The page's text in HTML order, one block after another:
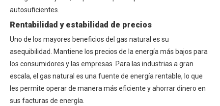
autosuficientes.
Rentabilidad y estabilidad de precios
Uno de los mayores beneficios del gas natural es su
asequibilidad. Mantiene los precios de la energía más bajos para
los consumidores y las empresas. Para las industrias a gran
escala, el gas natural es una fuente de energía rentable, lo que
les permite operar de manera más eficiente y ahorrar dinero en
sus facturas de energía.